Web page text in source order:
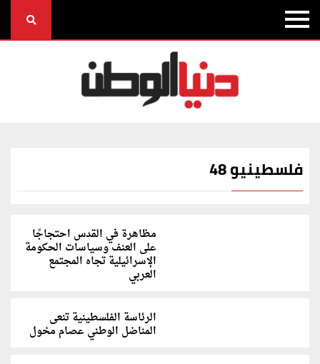
فلسطينيو 48
مظاهرة في القدس احتجاجًا
على العنف وسياسات الحكومة
الإسرائيلية تجاه المجتمع
العربي
الرئاسة الفلسطينية تنعى
المناضل الوطني عصام مخول